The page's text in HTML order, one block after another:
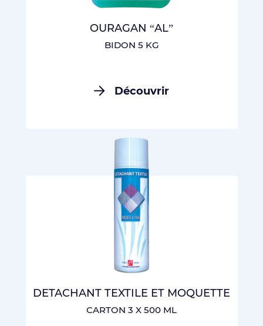
OURAGAN “AL”
BIDON 5 KG
Découvrir
DETACHANT TEXTILE ET MOQUETTE
CARTON 3 X 500 ML